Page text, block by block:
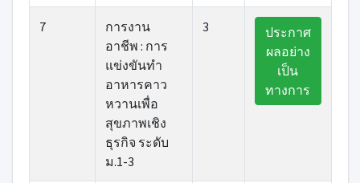
7
การงาน
อาชีพ : การ
แข่งขันทำ
อาหารคาว
หวานเพื่อ
สุขภาพเชิง
ธุรกิจ ระดับ
ม.1-3
3
ประกาศ
ผลอย่าง
เป็น
ทางการ